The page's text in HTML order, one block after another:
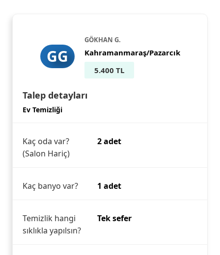
GG
GÖKHAN G.
Kahramanmaraş/Pazarcık
5.400 TL
Talep detayları
Ev Temizliği
Kaç oda var?
(Salon Hariç)
2 adet
Kaç banyo var? 1 adet
Temizlik hangi
sıklıkla yapılsın?
Tek sefer